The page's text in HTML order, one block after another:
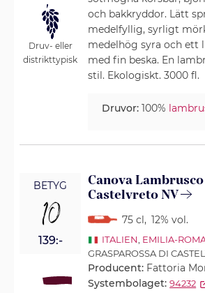
Druv- eller
distrikttypisk
och bakkryddor. Lätt
medelfyllig, syrligt
medelhög syra och ett
med fin beska. En
stil. Ekologiskt. 3000 fl.
Druvor: 100%
BETYG
10
139:-
Canova
Castelvreto NV
75 cl, 12% vol.
ITALIEN EMILIA-
GRASPAROSSA DI
Producent: Fattoria
Systembolaget: 94232